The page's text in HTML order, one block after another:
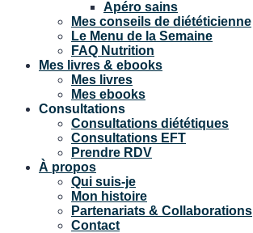
Apéro sains
Mes conseils de diététicienne
Le Menu de la Semaine
FAQ Nutrition
Mes livres & ebooks
Mes livres
Mes ebooks
Consultations
Consultations diététiques
Consultations EFT
Prendre RDV
À propos
Qui suis-je
Mon histoire
Partenariats & Collaborations
Contact